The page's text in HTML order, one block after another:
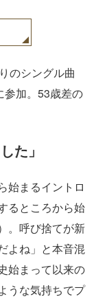
のシングル曲
参加。53歳差の
た」
始まるイントロ
るところから始
。呼び捨てが新
よね」と本音混
始まって以来の
うな気持ちでプ